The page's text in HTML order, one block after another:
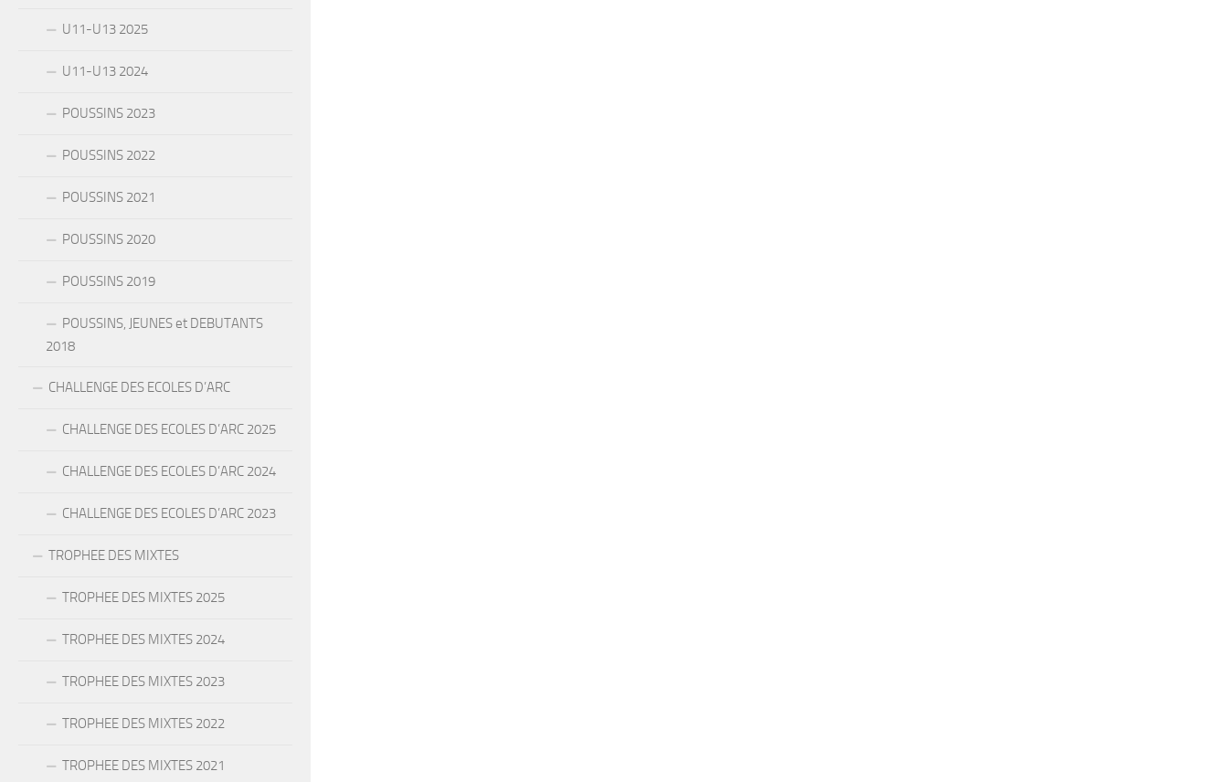
U11-U13 2025
U11-U13 2024
POUSSINS 2023
POUSSINS 2022
POUSSINS 2021
POUSSINS 2020
POUSSINS 2019
POUSSINS, JEUNES et DEBUTANTS
2018
CHALLENGE DES ECOLES D’ARC
CHALLENGE DES ECOLES D’ARC 2025
CHALLENGE DES ECOLES D’ARC 2024
CHALLENGE DES ECOLES D’ARC 2023
TROPHEE DES MIXTES
TROPHEE DES MIXTES 2025
TROPHEE DES MIXTES 2024
TROPHEE DES MIXTES 2023
TROPHEE DES MIXTES 2022
TROPHEE DES MIXTES 2021